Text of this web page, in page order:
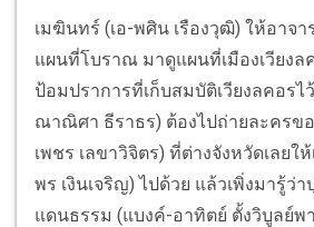
เมฆินทร์ (เอ-พศิน เรืองวุฒิ) ให้อาจ
แผนที่โบราณ มาดูแผนที่เมืองเวียง
ป้อมปราการที่เก็บสมบัติเวียงลคอร
ณาณิศา ธีราธร) ต้องไปถ่ายละครข
เพชร เลขาวิจิตร) ที่ต่างจังหวัดเลย
พร เงินเจริญ) ไปด้วย แล้วเพิ่งมารู้ว่
แดนธรรม (แบงค์-อาทิตย์ ตั้งวิบูลย์